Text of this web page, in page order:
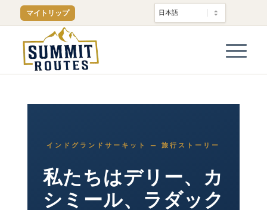
マイトリップ
インドグランドサーキット — 旅行ストーリー
私たちはデリー、カ
シミール、ラダック